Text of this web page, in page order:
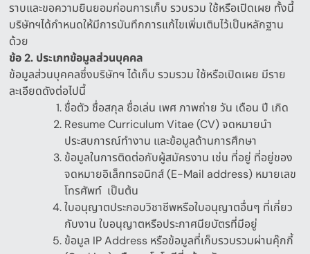
ราบและขอความยินยอมก่อนการเก็บ รวบรวม ใช้หรือเปิดเผย ทั้งนี้
บริษัทฯได้กำหนดให้มีการบันทึกการแก้ไขเพิ่มเติมไว้เป็นหลักฐาน
ด้วย
ข้อ2. ประเภทข้อมูลส่วนบุคคล
ข้อมูลส่วนบุคคลซึ่งบริษัทฯ ได้เก็บ รวมรวม ใช้หรือเปิดเผย มีราย
ละเอียดดังต่อไปนี้
ชื่อตัว ชื่อสกุล ชื่อเล่น เพศ ภาพถ่าย วัน เดือน ปี เกิด
Resume Curriculum Vitae (CV)จดหมายนำ
ประสบการณ์ทำงาน และข้อมูลด้านการศึกษา
ข้อมูลในการติดต่อกับผู้สมัครงาน เช่น ที่อยู่ ที่อยู่ของ
จดหมายอิเล็กทรอนิกส์(E-Mail address) หมายเลข
โทรศัพท์ เป็นต้น
ใบอนุญาตประกอบวิชาชีพหรือใบอนุญาตอื่นๆ ที่เกี่ยว
กับงาน ใบอนุญาตหรือประกาศนียบัตรที่มีอยู่
ข้อมูล IP Address หรือข้อมูลที่เก็บรวบรวมผ่านคุ๊กกี้